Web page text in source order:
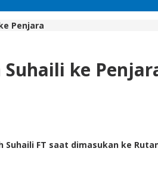
Penjara
ke
FT saat dimasukan ke